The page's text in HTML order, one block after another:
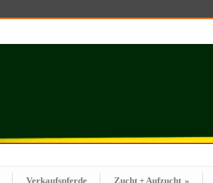
Verkaufspferde Zucht + Aufzucht »